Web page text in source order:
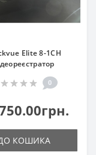
Elite 8-1CH
0
КОШИКА